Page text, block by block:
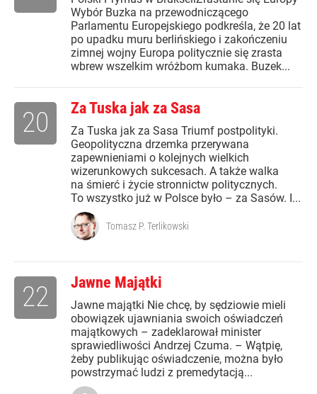
Wybór Buzka na przewodniczącego
Parlamentu Europejskiego podkreśla, że 20 lat
po upadku muru berlińskiego i zakończeniu
zimnej wojny Europa politycznie się zrasta
wbrew wszelkim wróżbom kumaka. Buzek...
Za Tuska jak za Sasa
Za Tuska jak za Sasa Triumf postpolityki.
Geopolityczna drzemka przerywana
zapewnieniami o kolejnych wielkich
wizerunkowych sukcesach. A także walka
na śmierć i życie stronnictw politycznych.
To wszystko już w Polsce było – za Sasów. I...
20
Tomasz P. Terlikowski
Jawne Majątki
Jawne majątki Nie chcę, by sędziowie mieli
obowiązek ujawniania swoich oświadczeń
majątkowych – zadeklarował minister
sprawiedliwości Andrzej Czuma. – Wątpię,
żeby publikując oświadczenie, można było
powstrzymać ludzi z premedytacją...
22